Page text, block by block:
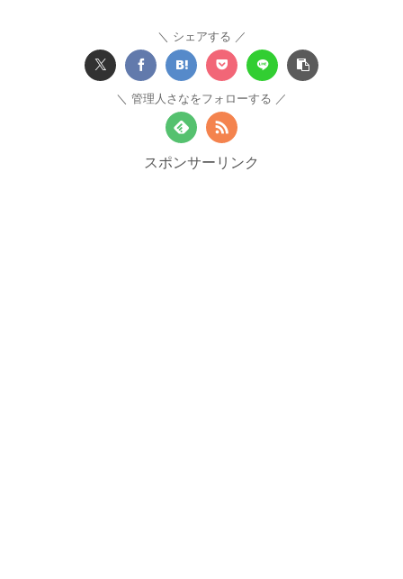
シェアする
管理人さなをフォローする
スポンサーリンク